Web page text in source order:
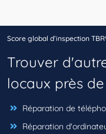
Score global d’inspection
Trouver
locaux près de
Réparation de
Réparation